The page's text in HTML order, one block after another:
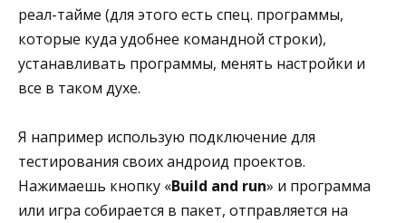
реал-тайме (для этого есть спец. программы,
которые куда удобнее командной строки),
устанавливать программы, менять настройки и
все в таком духе.
Я например использую подключение для
тестирования своих андроид проектов.
Нажимаешь кнопку «Build and run» и программа
или игра собирается в пакет, отправляется на